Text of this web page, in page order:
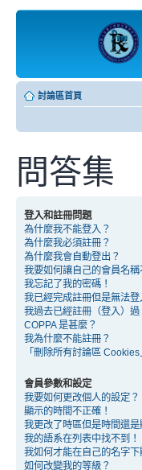
討論區首頁
問答集
登入和註冊問題
為什麼我不能登入？
為什麼我必須註冊？
為什麼我會自動登出？
我要如何讓自己的會員名
我忘記了我的密碼！
我已經完成註冊但是無法登
我過去已經註冊（登入）過
COPPA 是甚麼？
我為什麼不能註冊？
「刪除所有討論區
會員參數和設定
我要如何更改個人的設定？
顯示的時間不正確！
我更改了時區但是時間還是
我的語系在列表中找不到！
我如何才能在自己的名字下
如何改變我的等級？